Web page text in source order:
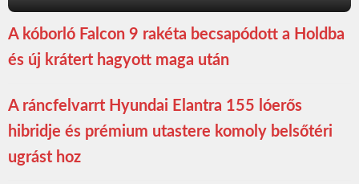
A kóborló Falcon 9 rakéta becsapódott a Holdba
és új krátert hagyott maga után
A ráncfelvarrt Hyundai Elantra 155 lóerős
hibridje és prémium utastere komoly belsőtéri
ugrást hoz